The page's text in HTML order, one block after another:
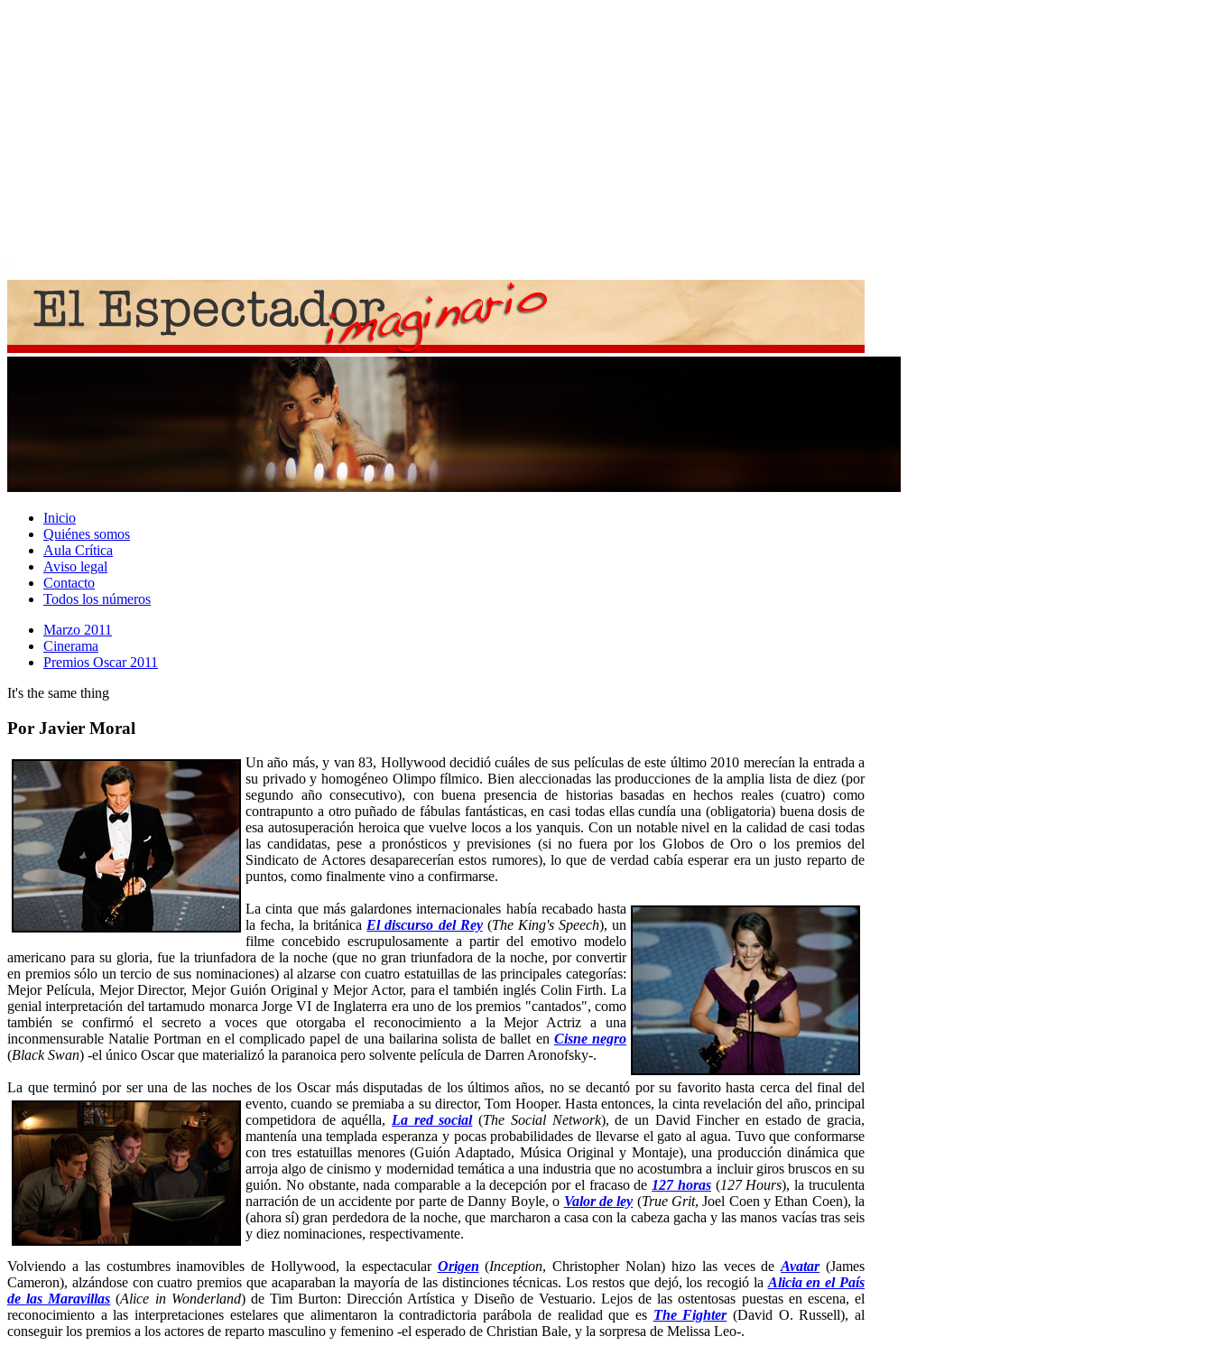
Inicio
Quiénes somos
Aula Crítica
Aviso legal
Contacto
Todos los números
Marzo 2011
Cinerama
Premios Oscar 2011
It's the same thing
Por Javier Moral
Un año más, y van 83, Hollywood decidió cuáles de sus películas de este último 2010 merecían la entrada a
su privado y homogéneo Olimpo fílmico. Bien aleccionadas las producciones de la amplia lista de diez (por
segundo año consecutivo), con buena presencia de historias basadas en hechos reales (cuatro) como
contrapunto a otro puñado de fábulas fantásticas, en casi todas ellas cundía una (obligatoria) buena dosis de
esa autosuperación heroica que vuelve locos a los yanquis. Con un notable nivel en la calidad de casi todas
las candidatas, pese a pronósticos y previsiones (si no fuera por los Globos de Oro o los premios del
Sindicato de Actores desaparecerían estos rumores), lo que de verdad cabía esperar era un justo reparto de
puntos, como finalmente vino a confirmarse.
La cinta que más galardones internacionales había recabado hasta
la fecha, la británicaEl discurso del Rey(The King's Speech), un
filme concebido escrupulosamente a partir del emotivo modelo
americano para su gloria, fue la triunfadora de la noche (que no gran triunfadora de la noche, por convertir
en premios sólo un tercio de sus nominaciones) al alzarse con cuatro estatuillas de las principales categorías:
Mejor Película, Mejor Director, Mejor Guión Original y Mejor Actor, para el también inglés Colin Firth. La
genial interpretación del tartamudo monarca Jorge VI de Inglaterra era uno de los premios "cantados", como
también se confirmó el secreto a voces que otorgaba el reconocimiento a la Mejor Actriz a una
inconmensurable Natalie Portman en el complicado papel de una bailarina solista de ballet en Cisne negro
(Black Swan) -el único Oscar que materializó la paranoica pero solvente película de Darren Aronofsky-.
La que terminó por ser una de las noches de los Oscar más disputadas de los últimos años, no se decantó por su favorito hasta cerca del final del
evento, cuando se premiaba a su director, Tom Hooper. Hasta entonces, la cinta revelación del año, principal
competidora de aquélla,La red social(The Social Network), de un David Fincher en estado de gracia,
mantenía una templada esperanza y pocas probabilidades de llevarse el gato al agua. Tuvo que conformarse
con tres estatuillas menores (Guión Adaptado, Música Original y Montaje), una producción dinámica que
arroja algo de cinismo y modernidad temática a una industria que no acostumbra a incluir giros bruscos en su
guión. No obstante, nada comparable a la decepción por el fracaso de127 horas(127 Hours), la truculenta
narración de un accidente por parte de Danny Boyle, o Valor de ley (True Grit, Joel Coen y Ethan Coen), la
(ahora sí) gran perdedora de la noche, que marcharon a casa con la cabeza gacha y las manos vacías tras seis
y diez nominaciones, respectivamente.
Volviendo a las costumbres inamovibles de Hollywood, la espectacular Origen (Inception, Christopher Nolan) hizo las veces deAvatar(James
Cameron), alzándose con cuatro premios que acaparaban la mayoría de las distinciones técnicas. Los restos que dejó, los recogió laAlicia en el País
de las Maravillas (Alice in Wonderland) de Tim Burton: Dirección Artística y Diseño de Vestuario. Lejos de las ostentosas puestas en escena, el
reconocimiento a las interpretaciones estelares que alimentaron la contradictoria parábola de realidad que es The Fighter(David O. Russell), al
conseguir los premios a los actores de reparto masculino y femenino -el esperado de Christian Bale, y la sorpresa de Melissa Leo-.